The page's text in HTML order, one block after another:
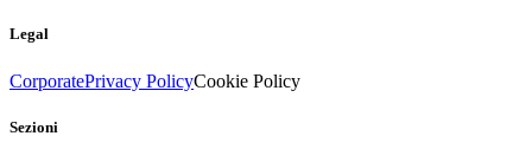
Legal
CorporatePrivacy PolicyCookie Policy
Sezioni